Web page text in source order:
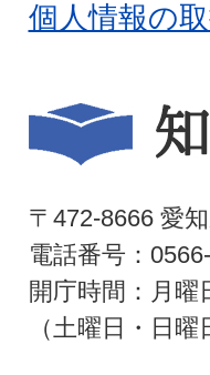
個人情報の
〒472-8666 愛
電話番号：
開庁時間：月
（土曜日・日